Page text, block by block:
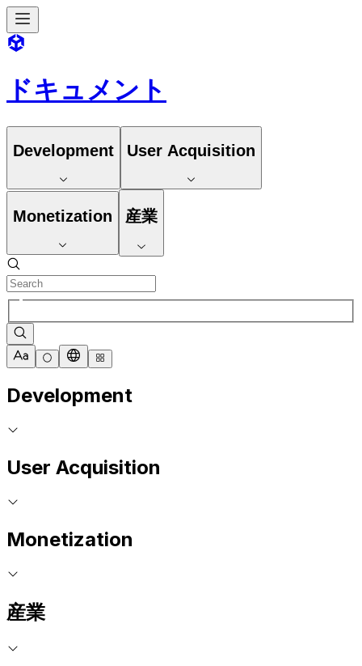
ドキュメント
Development User Acquisition
Monetization 産業
Development
User Acquisition
Monetization
産業